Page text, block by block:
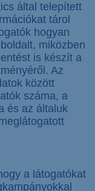
által telepített
tárol
hogyan
miközben
is készít a
Az
között
száma, a
és az általuk
a látogatókat